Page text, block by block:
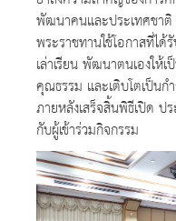
พัฒนาคนและประเทศชา
พระราชทานใช้โอกาสที่ไ
เล่าเรียน พัฒนาตนเองใ
คุณธรรม และเติบโตเป็น
ภายหลังเสร็จสิ้นพิธีเปิด ป
กับผู้เข้าร่วมกิจกรรม